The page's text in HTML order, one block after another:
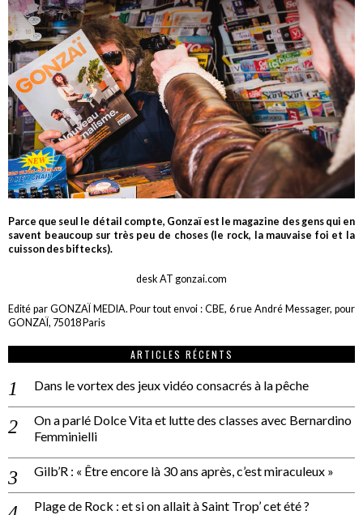
Parce que seul le détail compte, Gonzaï est le magazine des gens qui en
savent beaucoup sur très peu de choses (le rock, la mauvaise foi et la
cuisson des biftecks).
desk AT gonzai.com
Edité par GONZAÏ MEDIA. Pour tout envoi : CBE, 6 rue André Messager, pour
GONZAÏ, 75018 Paris
ARTICLES RÉCENTS
Dans le vortex des jeux vidéo consacrés à la pêche
On a parlé Dolce Vita et lutte des classes avec Bernardino
Femminielli
Gilb’R : « Être encore là 30 ans après, c’est miraculeux »
Plage de Rock : et si on allait à Saint Trop’ cet été ?